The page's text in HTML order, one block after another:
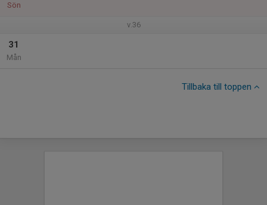
Sön
v.36
31
Mån
Tillbaka till toppen